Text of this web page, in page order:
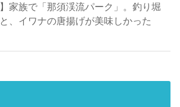
】家族で「那須渓流パーク」。釣り堀
、イワナの唐揚げが美味しかった